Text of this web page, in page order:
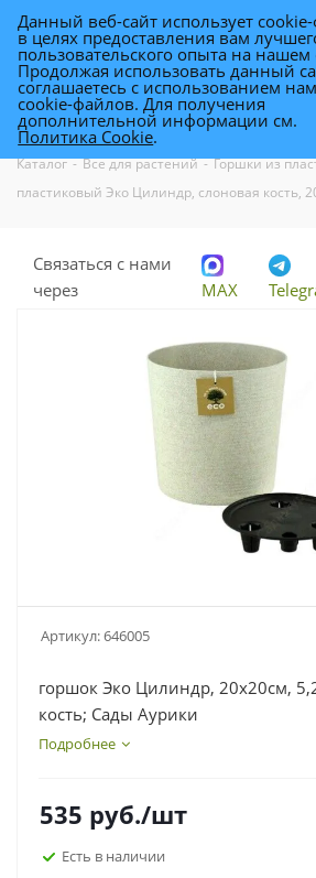
Горшок пластиковый Эко
слоновая кость, 20х20см,
Каталог - Все для растений - Горшки из
пластиковый Эко Цилиндр, слоновая кость,
Связаться с нами
через
MAX
Артикул:646005
горшок Эко Цилиндр, 20х20см,
кость; Сады Аурики
Подробнее
535 руб./шт
Есть в наличии
Данный веб-сайт использует
в целях предоставления вам
пользовательского опыта на нашем
Продолжая использовать данный
соглашаетесь с использованием
cookie-файлов. Для получения
дополнительной информации см.
Политика Cookie.